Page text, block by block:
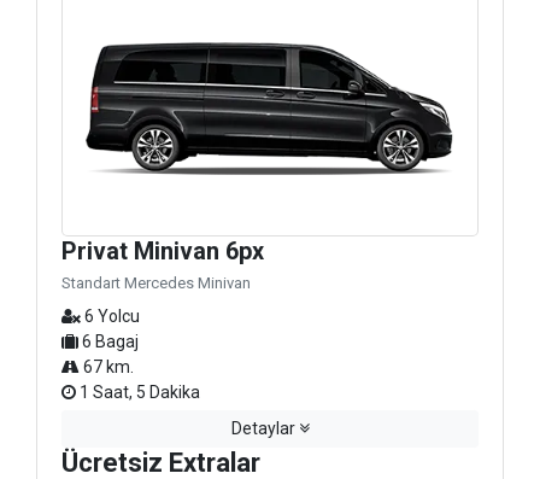
Privat Minivan 6px
Standart Mercedes Minivan
6 Yolcu
6 Bagaj
67 km.
1 Saat, 5 Dakika
Detaylar
Ücretsiz Extralar